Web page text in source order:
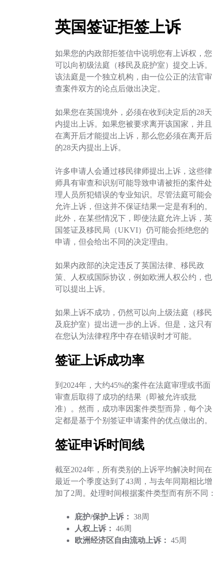
英国签证拒签上诉
如果您的内政部拒签信中说明您有上诉权，您
可以向初级法庭（移民及庇护室）提交上诉。
该法庭是一个独立机构，由一位公正的法官审
查案件双方的论点后做出决定。
如果您在英国境外，必须在收到决定后的28天
内提出上诉。如果您被要求离开该国家，并且
在离开后才能提出上诉，那么您必须在离开后
的28天内提出上诉。
许多申请人会通过移民律师提出上诉，这些律
师具有审查和识别可能导致申请被拒的案件处
理人员所犯错误的专业知识。尽管法庭可能会
允许上诉，但这并不保证结果一定是有利的。
此外，在某些情况下，即使法庭允许上诉，英
国签证及移民局（UKVI）仍可能会拒绝您的
申请，但会给出不同的决定理由。
如果内政部的决定违反了英国法律、移民政
策、人权或国际协议，例如欧洲人权公约，也
可以提出上诉。
如果上诉不成功，仍然可以向上级法庭（移民
及庇护室）提出进一步的上诉。但是，这只有
在您认为法律程序中存在错误时才可能。
签证上诉成功率
到2024年，大约45%的案件在法庭审理或书面
审查后取得了成功的结果（即被允许或批
准）。然而，成功率因案件类型而异，每个决
定都是基于个别签证申请案件的优点做出的。
签证申诉时间线
截至2024年，所有类别的上诉平均解决时间在
最近一个季度达到了43周，与去年同期相比增
加了2周。处理时间根据案件类型而有所不同：
庇护/保护上诉： 38周
人权上诉： 46周
欧洲经济区自由流动上诉： 45周